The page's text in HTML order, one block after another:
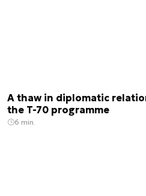
A thaw in diplomatic
the T-70 programme
6 min.